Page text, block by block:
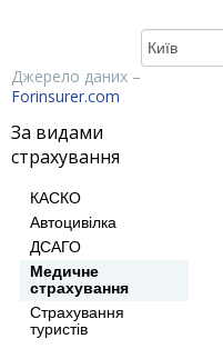
Джерело даних –
Forinsurer.com
За видами
страхування
КАСКО
Автоцивілка
ДСАГО
Медичне
страхування
Страхування
туристів